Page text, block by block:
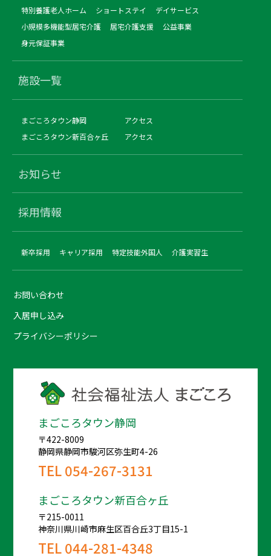
特別養護老人ホーム ショートステイ
デイサービス
小規模多機能型居宅介護
居宅介護支援
公益事業
身元保証事業
施設一覧
まごころタウン静岡
アクセス
まごころタウン新百合ヶ丘
アクセス
お知らせ
採用情報
新卒採用 キャリア採用 特定技能外国人 介護実習生
お問い合わせ
入居申し込み
プライバシーポリシー
まごころタウン静岡
〒422-8009
静岡県静岡市駿河区弥生町4-26
TEL054-267-3131
まごころタウン新百合ヶ丘
〒215-0011
神奈川県川崎市麻生区百合丘3丁目15-1
TEL044-281-4348